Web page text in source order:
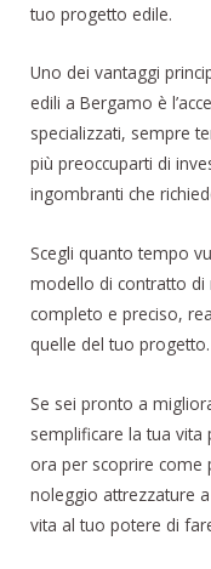
tuo progetto edile.
Uno dei vantaggi
edili a Bergamo è
specializzati, sempre
più preoccuparti di
ingombranti che
Scegli quanto tempo
modello di contratto di
completo e preciso,
quelle del tuo progetto.
Se sei pronto a
semplificare la tua
ora per scoprire come
noleggio attrezzature
vita al tuo potere di